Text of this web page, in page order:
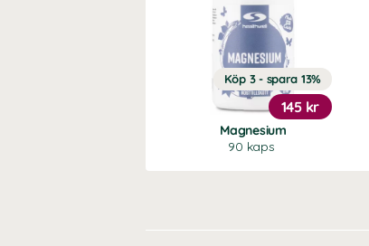
Magnesium
90 kaps
Köp 3 - spara 13%
145 kr